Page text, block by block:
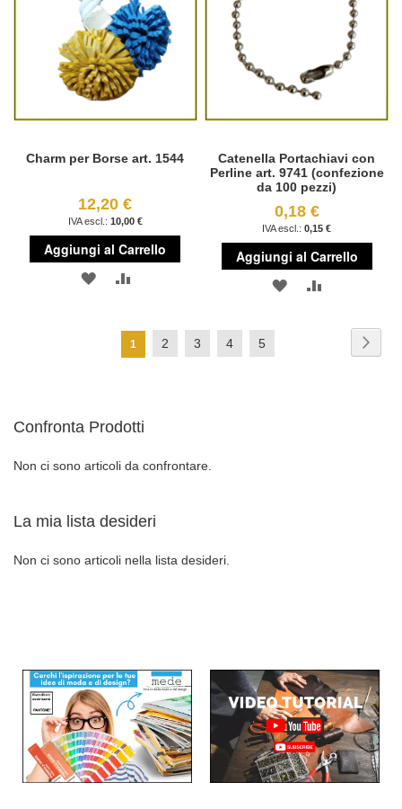
Charm per Borse art. 1544
12,20 €
10,00 €
Aggiungi al Carrello
AGGIUNGI
LISTA
AGGIUNGI
CONFRONTO
Catenella Portachiavi con
Perline art. 9741 (confezione
da 100 pezzi)
0,18 €
0,15 €
Aggiungi al Carrello
AGGIUNGI
Pagina
Attualmente
la
1 Pagina
2 Pagina
3 Pagina
4 Pagina
5
Confronta Prodotti
Non ci sono articoli da confrontare.
La mia lista desideri
Non ci sono articoli nella lista desideri.